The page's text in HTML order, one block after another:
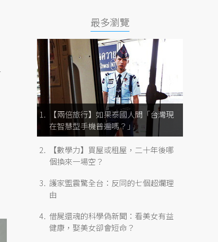
最多瀏覽
【兩倍旅行】如果泰國人問「台灣現
在智慧型手機普遍嗎？」
【數學力】買屋或租屋，二十年後哪
個換來一場空？
護家盟震驚全台：反同的七個超爛理
由
借屍還魂的科學偽新聞：看美女有益
健康，娶美女卻會短命？